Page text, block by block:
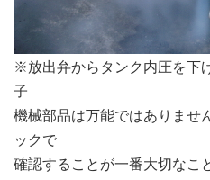
※放出弁からタンク内圧を下
子
機械部品は万能ではありませ
ックで
確認することが一番大切なこ